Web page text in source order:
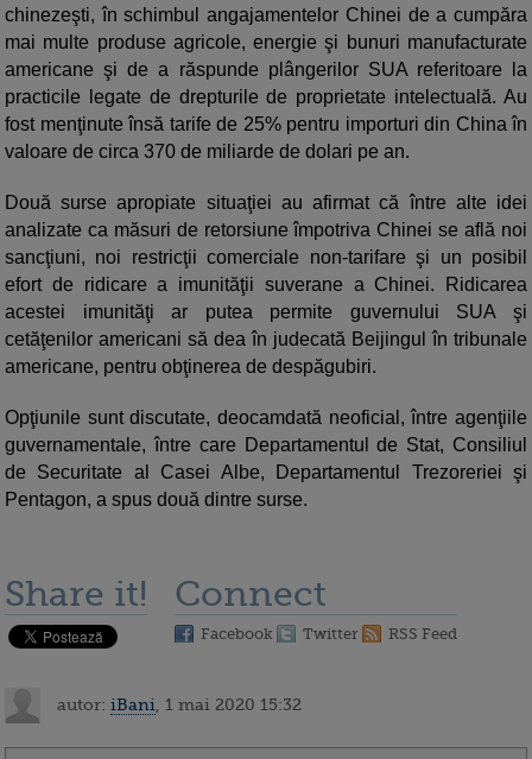
chinezeşti, în schimbul angajamentelor Chinei de a cumpăra
mai multe produse agricole, energie şi bunuri manufacturate
americane şi de a răspunde plângerilor SUA referitoare la
practicile legate de drepturile de proprietate intelectuală. Au
fost menţinute însă tarife de 25% pentru importuri din China în
valoare de circa 370 de miliarde de dolari pe an.
Două surse apropiate situaţiei au afirmat că între alte idei
analizate ca măsuri de retorsiune împotriva Chinei se află noi
sancţiuni, noi restricţii comerciale non-tarifare şi un posibil
efort de ridicare a imunităţii suverane a Chinei. Ridicarea
acestei imunităţi ar putea permite guvernului SUA şi
cetăţenilor americani să dea în judecată Beijingul în tribunale
americane, pentru obţinerea de despăgubiri.
Opţiunile sunt discutate, deocamdată neoficial, între agenţiile
guvernamentale, între care Departamentul de Stat, Consiliul
de Securitate al Casei Albe, Departamentul Trezoreriei şi
Pentagon, a spus două dintre surse.
Share it! Connect
Facebook Twitter RSS Feed
autor: iBani , 1 mai 2020 15:32